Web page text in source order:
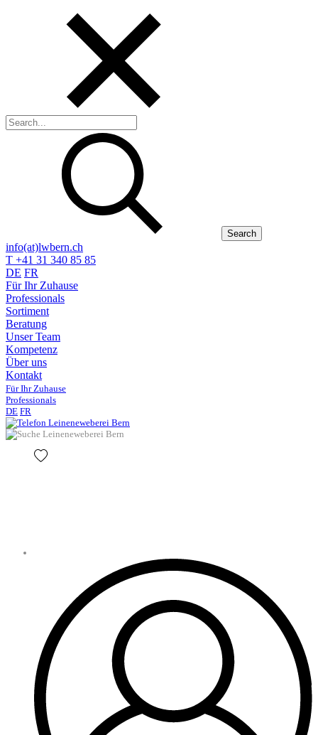
Search
info(at)lwbern.ch
T +41 31 340 85 85
DE FR
Für Ihr Zuhause
Professionals
Sortiment
Beratung
Unser Team
Kompetenz
Über uns
Kontakt
Für Ihr Zuhause
Professionals
DE FR